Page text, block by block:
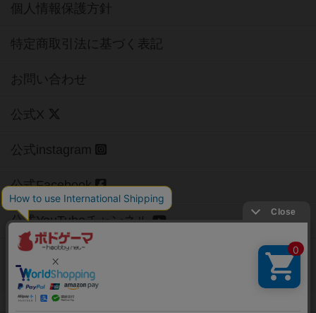
個人情報保護方針
特定商取引法に基づく表記
お問い合わせ
公式X
公式instagram
公式Facebook
公式YouTubeチャンネル